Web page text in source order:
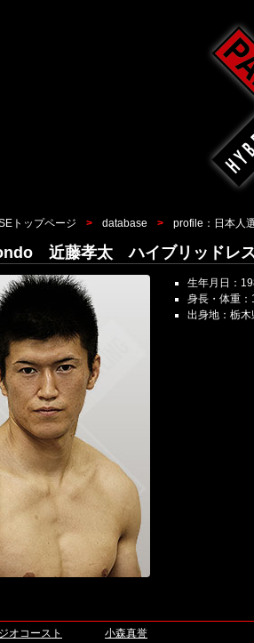
トップページ database profile：日本人
近藤孝太 ハイブリッドレ
生年月日：
身長・体重
出身地：栃
オコースト 小森真誉